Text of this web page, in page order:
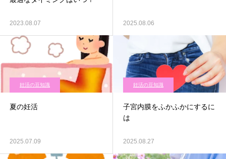
2023.08.07 2025.08.06
妊活の豆知識
夏の妊活
2025.07.09
妊活の豆知識
子宮内膜をふかふかにするに
は
2025.08.27